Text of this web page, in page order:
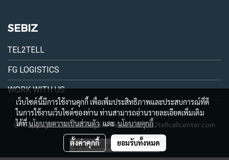
SEBIZ
TEL2TELL
FG LOGISTICS
WORK WITH US
@ Copyright 2017 All Rights Reserved. Tel2tellcallcenter.com
ผู้เข้าชมทั้งหมด 288,606
เว็บไซต์นี้มีการใช้งานคุกกี้ เพื่อเพิ่มประสิทธิภาพและประสบการณ์ที่ดี
ในการใช้งานเว็บไซต์ของท่าน ท่านสามารถอ่านรายละเอียดเพิ่มเติม
ได้ที่นโยบายความเป็นส่วนตัวและนโยบายคุกกี้
ตั้งค่าคุกกี้ ยอมรับทั้งหมด